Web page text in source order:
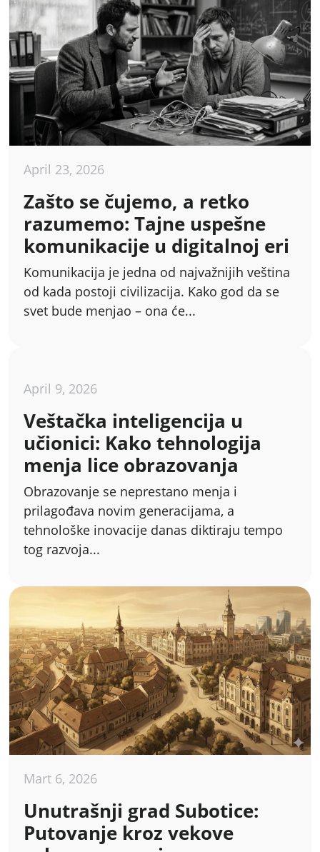
April 23, 2026
Zašto se čujemo, a retko
razumemo: Tajne uspešne
komunikacije u digitalnoj eri
Komunikacija je jedna od najvažnijih veština
od kada postoji civilizacija. Kako god da se
svet bude menjao – ona će...
April 9, 2026
Veštačka inteligencija u
učionici: Kako tehnologija
menja lice obrazovanja
Obrazovanje se neprestano menja i
prilagođava novim generacijama, a
tehnološke inovacije danas diktiraju tempo
tog razvoja...
Mart 6, 2026
Unutrašnji grad Subotice:
Putovanje kroz vekove